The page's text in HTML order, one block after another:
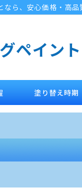
ら、安心価格・高
ペイント
塗り替え時期